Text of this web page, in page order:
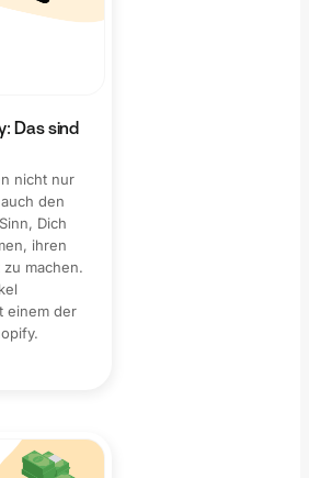
Das sind
nicht nur
den
Dich
ihren
machen.
einem der